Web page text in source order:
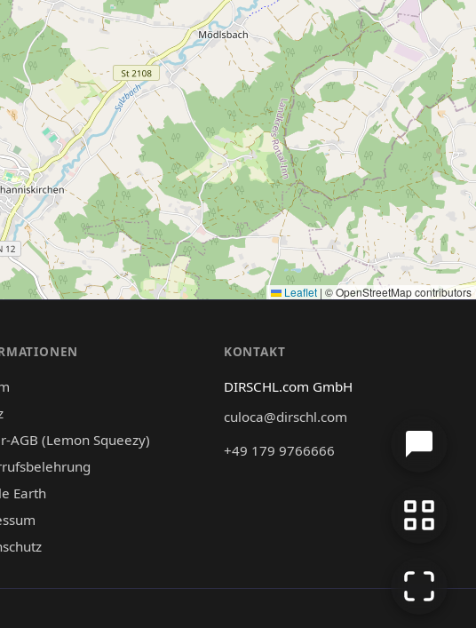
Leaflet | © OpenStreetMap contributors
AGB (Lemon Squeezy)
Earth
KONTAKT
DIRSCHL.com GmbH
culoca@dirschl.com
+49 179 9766666